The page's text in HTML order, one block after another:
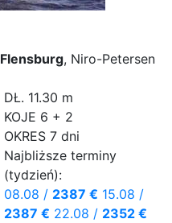
Flensburg, Niro-Petersen
DŁ. 11.30 m
KOJE 6 + 2
OKRES 7 dni
Najbliższe terminy
(tydzień):
08.08 / 2387 € 15.08 /
2387 € 22.08 / 2352 €